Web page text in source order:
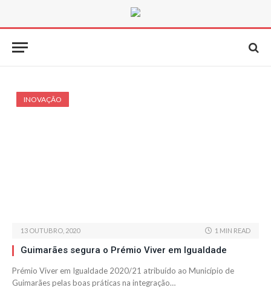
INOVAÇÃO
13 OUTUBRO, 2020 1 MIN READ
Guimarães segura o Prémio Viver em Igualdade
Prémio Viver em Igualdade 2020/21 atribuído ao Município de
Guimarães pelas boas práticas na integração…